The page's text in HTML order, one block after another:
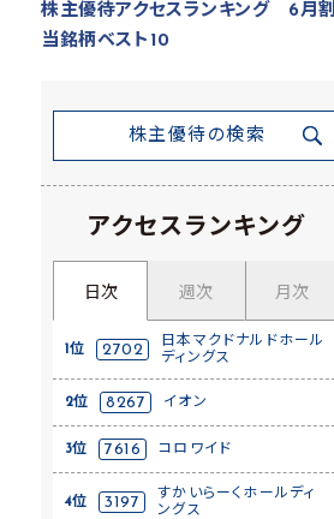
株主優待アクセスランキング 6月割
当銘柄ベスト10
株主優待の検索
アクセスランキング
日次 週次 月次
1位 2702
日本マクドナルドホール
ディングス
2位 8267 イオン
3位 7616 コロワイド
4位 3197
すかいらーくホールディ
ングス